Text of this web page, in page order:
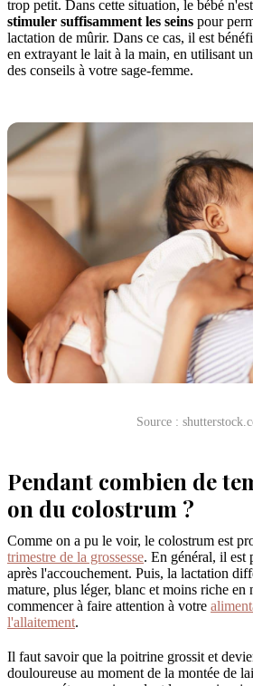
trop petit. Dans cette situation, le bébé
stimuler suffisamment les seins pour
lactation de mûrir. Dans ce cas, il est
en extrayant le lait à la main, en utilisant
des conseils à votre sage-femme.
Source :
Pendant combien de
on du colostrum ?
Comme on a pu le voir, le colostrum est
trimestre de la grossesse. En général, il est
après l'accouchement. Puis, la lactation
mature, plus léger, blanc et moins riche
commencer à faire attention à votre
l'allaitement.
Il faut savoir que la poitrine grossit et
douloureuse au moment de la montée de